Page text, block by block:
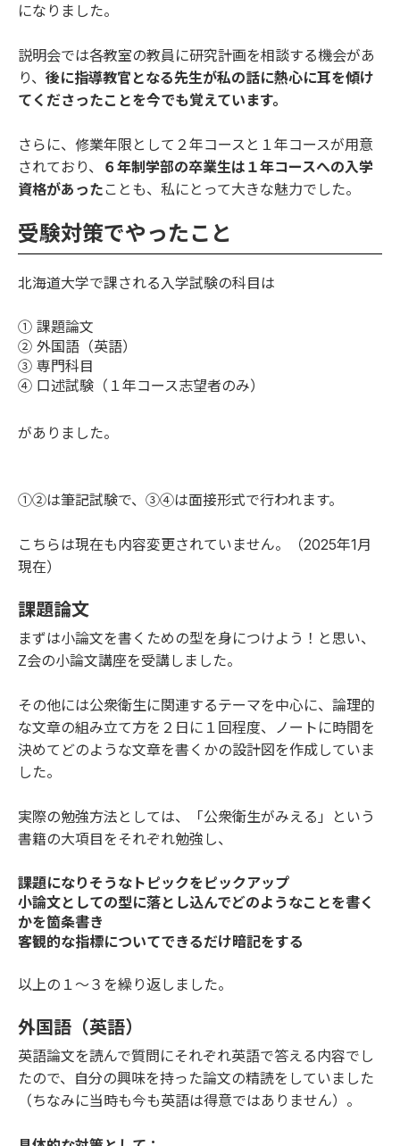
になりました。
説明会では各教室の教員に研究計画を相談する機会があ
り、 後に指導教官となる先生が私の話に熱心に耳を傾け
てくださったことを今でも覚えています。
さらに、修業年限として２年コースと１年コースが用意
されており、
６年制学部の卒業生は１年コースへの入学
資格があった ことも、私にとって大きな魅力でした。
受験対策でやったこと
北海道大学で課される入学試験の科目は
① 課題論文
② 外国語（英語）
③ 専門科目
④ 口述試験（１年コース志望者のみ）
がありました。
①②は筆記試験で、③④は面接形式で行われます。
こちらは現在も内容変更されていません。（2025年1月
現在）
課題論文
まずは小論文を書くための型を身につけよう！と思い、
Z会の小論文講座を受講しました。
その他には公衆衛生に関連するテーマを中心に、論理的
な文章の組み立て方を２日に１回程度、ノートに時間を
決めてどのような文章を書くかの設計図を作成していま
した。
実際の勉強方法としては、「公衆衛生がみえる」という
書籍の大項目をそれぞれ勉強し、
課題になりそうなトピックをピックアップ
小論文としての型に落とし込んでどのようなことを書く
かを箇条書き
客観的な指標についてできるだけ暗記をする
以上の１〜３を繰り返しました。
外国語（英語）
英語論文を読んで質問にそれぞれ英語で答える内容でし
たので、自分の興味を持った論文の精読をしていました
（ちなみに当時も今も英語は得意ではありません）。